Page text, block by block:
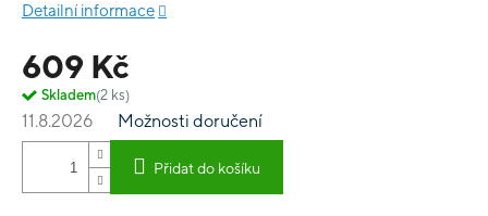
609 Kč
Skladem(2 ks)
11.8.2026 Možnosti doručení
Přidat do košíku
dlaždic uprostřed bludiště se dostanete po cestě ke svým
dobrodružství a hravé přemýšlení v jednom. Snadné, a přesto
vzrušující.
Detailní informace